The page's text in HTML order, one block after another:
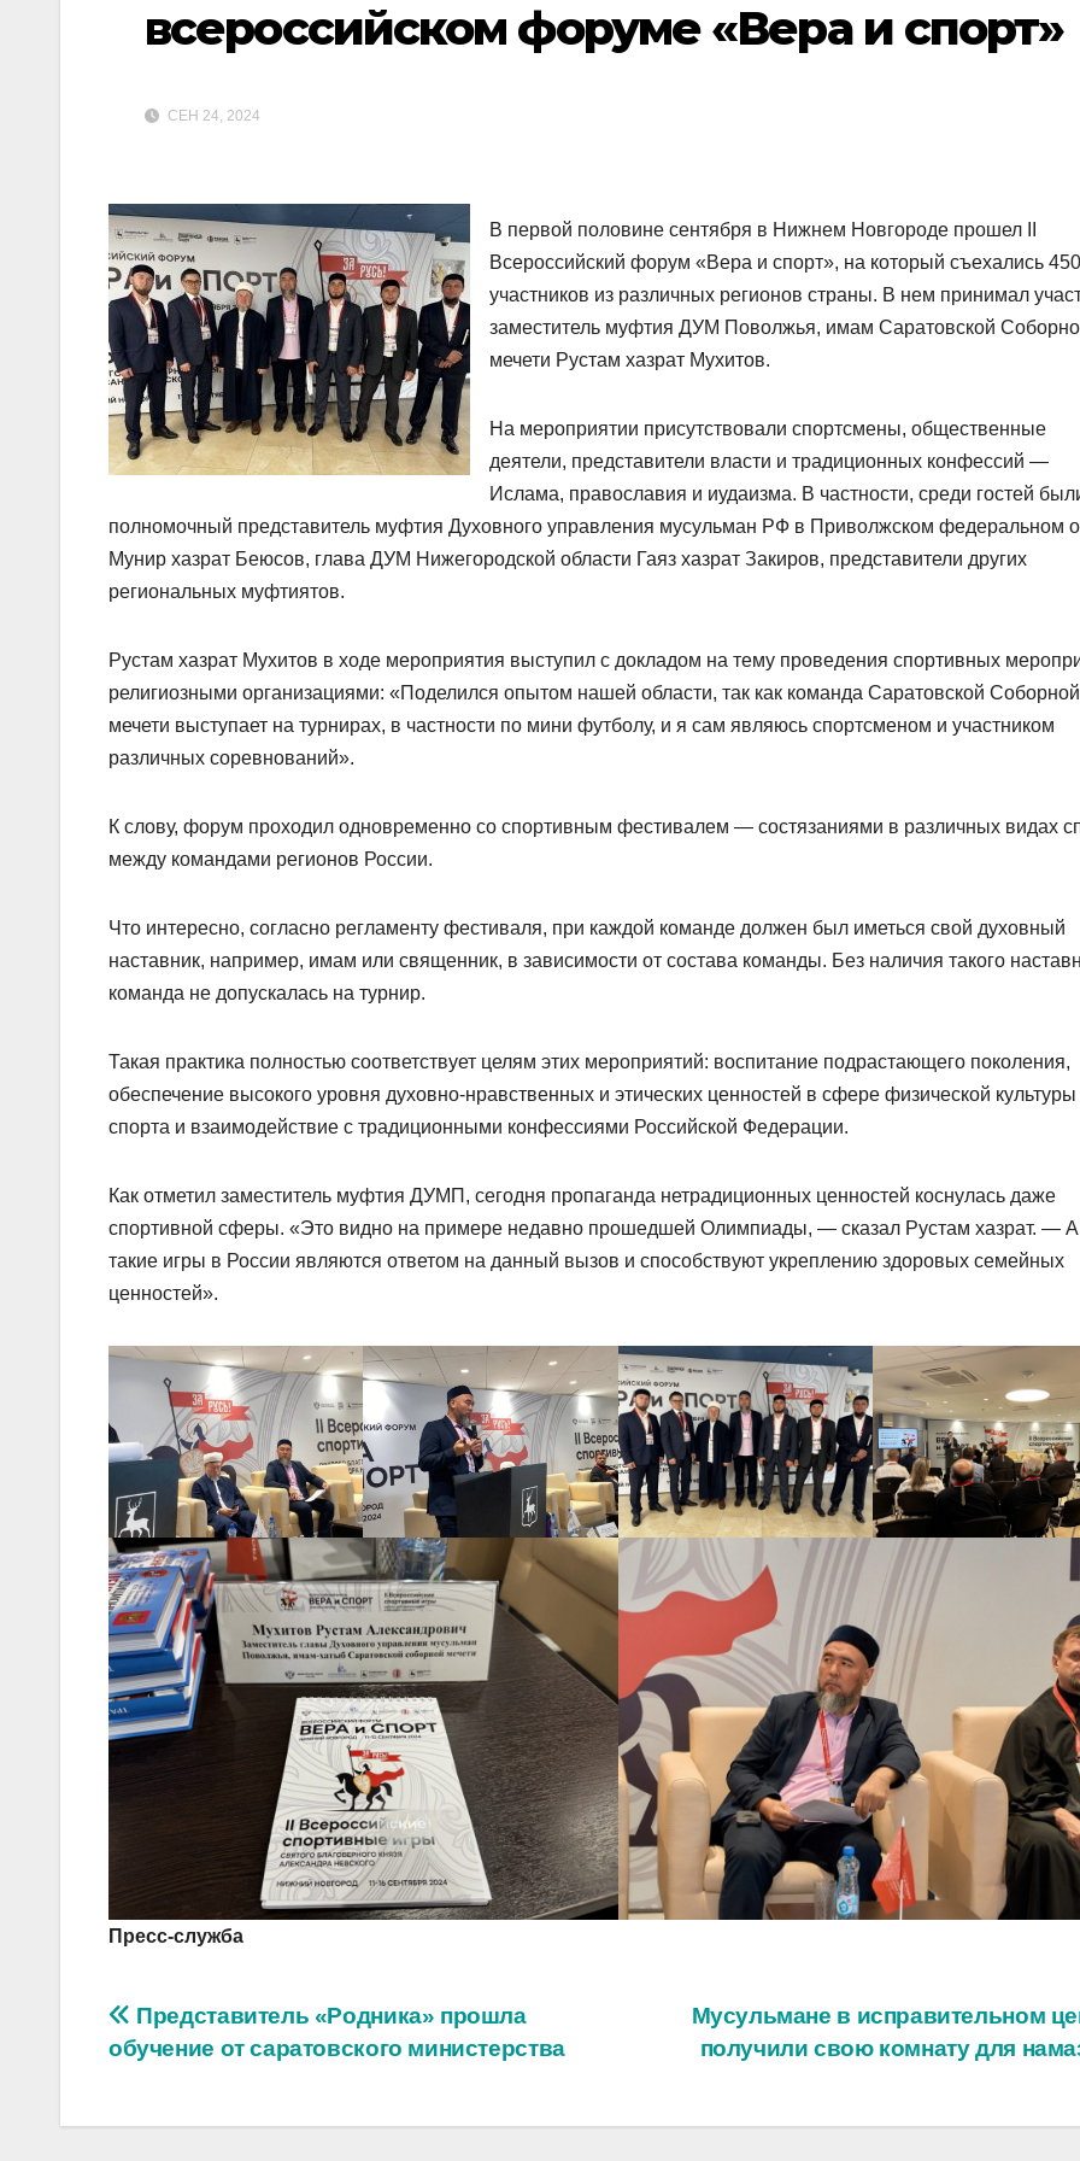
всероссийском форуме «Вера и спорт»
СЕН 24, 2024
В первой половине сентября в Нижнем Новгороде прошел II
Всероссийский форум «Вера и спорт», на который съехались 450
участников из различных регионов страны. В нем принимал
заместитель муфтия ДУМ Поволжья, имам Саратовской
мечети Рустам хазрат Мухитов.
На мероприятии присутствовали спортсмены, общественные
деятели, представители власти и традиционных конфессий —
Ислама, православия и иудаизма. В частности, среди гостей
полномочный представитель муфтия Духовного управления мусульман РФ в Приволжском федеральном
Мунир хазрат Беюсов, глава ДУМ Нижегородской области Гаяз хазрат Закиров, представители других
региональных муфтиятов.
Рустам хазрат Мухитов в ходе мероприятия выступил с докладом на тему проведения спортивных
религиозными организациями: «Поделился опытом нашей области, так как команда Саратовской Соборной
мечети выступает на турнирах, в частности по мини футболу, и я сам являюсь спортсменом и участником
различных соревнований».
К слову, форум проходил одновременно со спортивным фестивалем — состязаниями в различных видах
между командами регионов России.
Что интересно, согласно регламенту фестиваля, при каждой команде должен был иметься свой духовный
наставник, например, имам или священник, в зависимости от состава команды. Без наличия такого
команда не допускалась на турнир.
Такая практика полностью соответствует целям этих мероприятий: воспитание подрастающего поколения,
обеспечение высокого уровня духовно-нравственных и этических ценностей в сфере физической культуры
спорта и взаимодействие с традиционными конфессиями Российской Федерации.
Как отметил заместитель муфтия ДУМП, сегодня пропаганда нетрадиционных ценностей коснулась даже
спортивной сферы. «Это видно на примере недавно прошедшей Олимпиады, — сказал Рустам хазрат. — А
такие игры в России являются ответом на данный вызов и способствуют укреплению здоровых семейных
ценностей».
Пресс-служба
Навигация
по
записям
Мусульмане в исправительном
получили свою комнату для
Представитель «Родника» прошла
обучение от саратовского министерства